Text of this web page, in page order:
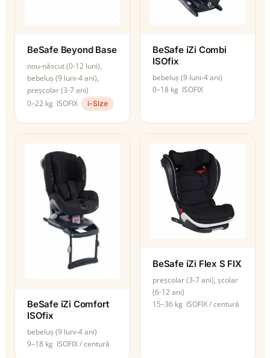
BeSafe Beyond Base
nou-născut (0-12 luni),
bebeluș (9 luni-4 ani),
preșcolar (3-7 ani)
0–22 kg ISOFIX i-Size
BeSafe iZi Combi
ISOfix
bebeluș (9 luni-4 ani)
0–18 kg ISOFIX
BeSafe iZi Comfort
ISOfix
bebeluș (9 luni-4 ani)
9–18 kg ISOFIX / centură
BeSafe iZi Flex S FIX
preșcolar (3-7 ani), școlar
(6-12 ani)
15–36 kg ISOFIX / centură